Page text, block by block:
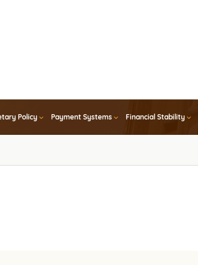
Policy Payment Systems Financial Stability